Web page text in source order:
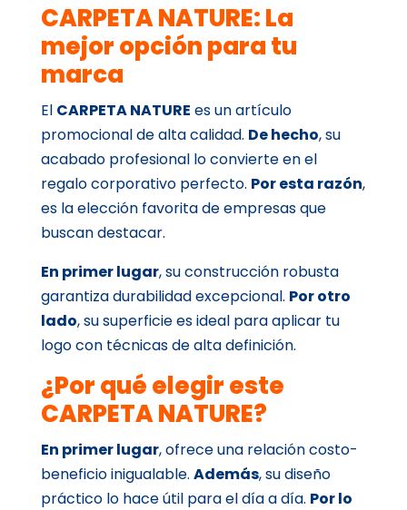
CARPETA NATURE: La
mejor opción para tu
marca
El CARPETA NATURE es un artículo
promocional de alta calidad. De hecho, su
acabado profesional lo convierte en el
regalo corporativo perfecto. Por esta razón,
es la elección favorita de empresas que
buscan destacar.
En primer lugar, su construcción robusta
garantiza durabilidad excepcional. Por otro
lado, su superficie es ideal para aplicar tu
logo con técnicas de alta definición.
¿Por qué elegir este
CARPETA NATURE?
En primer lugar, ofrece una relación costo-
beneficio inigualable. Además, su diseño
práctico lo hace útil para el día a día. Por lo